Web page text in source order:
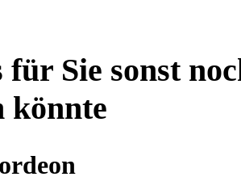
für Sie sonst
könnte